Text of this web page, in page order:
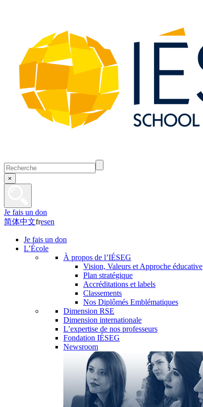
×
Je fais un don
简体中文fresen
Je fais un don
L’École
À propos de l’IÉSEG
Vision, Valeurs et Approche éducative
Plan stratégique
Accréditations et labels
Classements
Nos Diplômés Emblématiques
Dimension RSE
Dimension internationale
L’expertise de nos professeurs
Fondation IÉSEG
Newsroom